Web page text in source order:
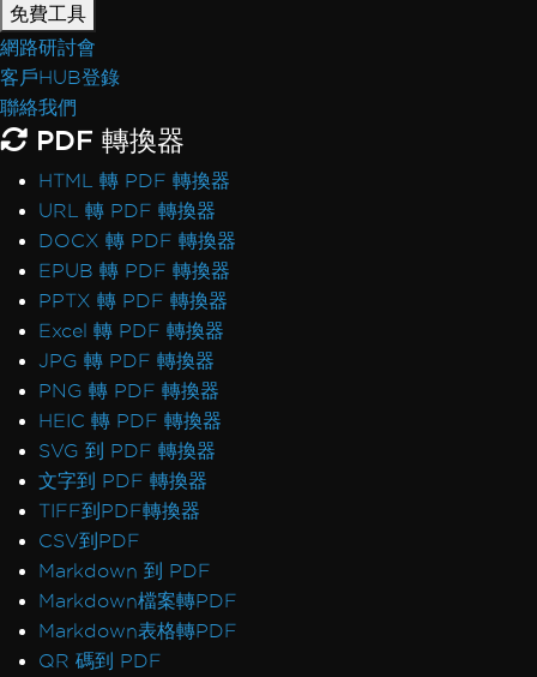
免費工具
網路研討會
客戶HUB登錄
聯絡我們
PDF 轉換器
HTML 轉 PDF 轉換器
URL 轉 PDF 轉換器
DOCX 轉 PDF 轉換器
EPUB 轉 PDF 轉換器
PPTX 轉 PDF 轉換器
Excel 轉 PDF 轉換器
JPG 轉 PDF 轉換器
PNG 轉 PDF 轉換器
HEIC 轉 PDF 轉換器
SVG 到 PDF 轉換器
文字到 PDF 轉換器
TIFF到PDF轉換器
CSV到PDF
Markdown 到 PDF
Markdown檔案轉PDF
Markdown表格轉PDF
QR 碼到 PDF